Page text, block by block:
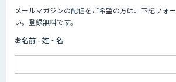
imprai ezKotae
メールマガジンの配信をご希望の方は、下記フォ
い。登録無料です。
お名前 - 姓・名